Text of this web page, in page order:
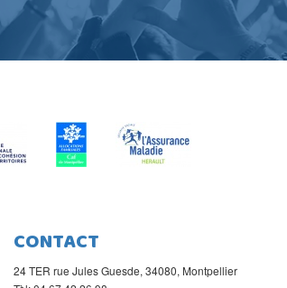
CONTACT
24 TER rue Jules Guesde, 34080, Montpellier